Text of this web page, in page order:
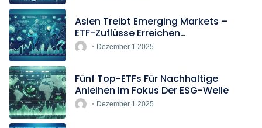
Asien Treibt Emerging Markets –
ETF-Zuflüsse Erreichen
Rekordtempo
Dezember 1 2025
Fünf Top-ETFs Für Nachhaltige
Anleihen Im Fokus Der ESG-Welle
Dezember 1 2025